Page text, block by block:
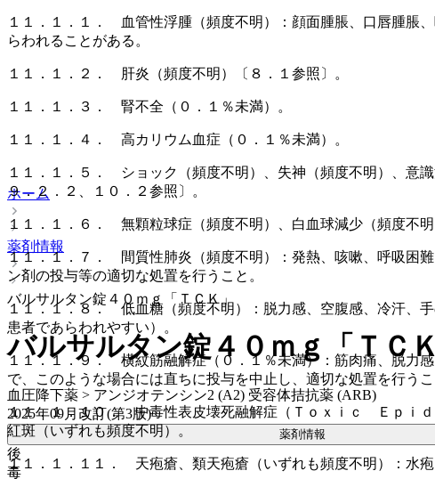
１１．１．１． 血管性浮腫（頻度不明）：顔面腫脹、口唇腫脹
らわれることがある。
１１．１．２． 肝炎（頻度不明）〔８．１参照〕。
１１．１．３． 腎不全（０．１％未満）。
１１．１．４． 高カリウム血症（０．１％未満）。
１１．１．５． ショック（頻度不明）、失神（頻度不明）、意
９．２．２、１０．２参照〕。
１１．１．６． 無顆粒球症（頻度不明）、白血球減少（頻度不明
１１．１．７． 間質性肺炎（頻度不明）：発熱、咳嗽、呼吸困
ン剤の投与等の適切な処置を行うこと。
１１．１．８． 低血糖（頻度不明）：脱力感、空腹感、冷汗、
患者であらわれやすい）。
１１．１．９． 横紋筋融解症（０．１％未満）：筋肉痛、脱力
で、このような場合には直ちに投与を中止し、適切な処置を行うこ
１１．１．１０． 中毒性表皮壊死融解症（Ｔｏｘｉｃ Ｅｐｉ
紅斑（いずれも頻度不明）。
１１．１．１１． 天疱瘡、類天疱瘡（いずれも頻度不明）：水
ホーム
薬剤情報
バルサルタン錠４０ｍｇ「ＴＣＫ」
バルサルタン錠４０ｍｇ「ＴＣＫ
血圧降下薬 > アンジオテンシン2 (A2) 受容体拮抗薬 (ARB)
2025年09月改訂(第3版)
薬剤情報
後
毒